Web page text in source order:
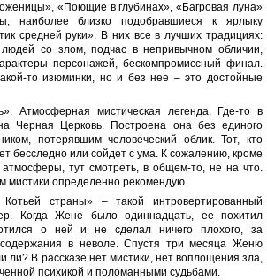
«Поющие в глубинах», «Багровая луна»
наиболее близко подобравшиеся к ярлыку
средней руки». В них все в лучших традициях:
со злом, подчас в непривычном обличии,
персонажей, бескомпромиссный финал.
то изюминки, но и без нее – это достойные
Атмосферная мистическая легенда. Где-то в
Черная Церковь. Построена она без единого
потерявшим человеческий облик. Тот, кто
бесследно или сойдет с ума. К сожалению, кроме
тут смотреть, в общем-то, не на что.
мистики определенно рекомендую.
страны» – такой интровертированный
Когда Жене было одиннадцать, ее похитил
о ней и не сделал ничего плохого, за
содержания в неволе. Спустя три месяца Женю
ли? В рассказе нет мистики, нет воплощения зла,
психикой и поломанными судьбами.